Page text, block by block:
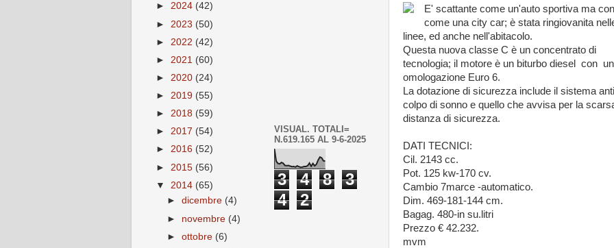
E' scattante come un'auto sportiva ma
come una city car; è stata ringiovanita
linee, ed anche nell'abitacolo.
Questa nuova classe C è un concentrato di
tecnologia; il motore è un biturbo diesel con
omologazione Euro 6.
La dotazione di sicurezza include il sistema
colpo di sonno e quello che avvisa per la
distanza di sicurezza.
DATI TECNICI:
Cil. 2143 cc.
Pot. 125 kw-170 cv.
Cambio 7marce -automatico.
Dim. 469-181-144 cm.
Bagag. 480-in su.litri
Prezzo € 42.232.
mvm
► 2024 (42)
► 2023 (50)
► 2022 (42)
► 2021 (60)
► 2020 (24)
► 2019 (55)
► 2018 (59)
► 2017 (54)
► 2016 (52)
► 2015 (56)
▼ 2014 (65)
►dicembre (4)
► novembre (4)
►ottobre (6)
VISUAL. TOTALI=
N.619.165 AL 9-6-2025
3 4 8
3
4
2